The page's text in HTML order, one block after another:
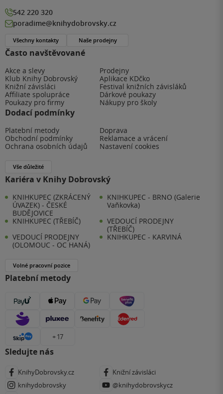
Často navštěvované
Akce a slevy
Prodejny
Klub Knihy Dobrovský
Aplikace KDčko
Knižní závisláci
Festival knižních závisláků
Affiliate spolupráce
Dárkové poukazy
Poukazy pro firmy
Nákupy pro školy
Dodací podmínky
Platební metody
Doprava
Obchodní podmínky
Reklamace a vrácení
Ochrana osobních údajů
Nastavení cookies
Vše důležité
Kariéra v Knihy Dobrovský
KNIHKUPEC (ZKRÁCENÝ
ÚVAZEK) - ČESKÉ
BUDĚJOVICE
KNIHKUPEC - BRNO (Galerie
Vaňkovka)
KNIHKUPEC (TŘEBÍČ)
VEDOUCÍ PRODEJNY
(TŘEBÍČ)
VEDOUCÍ PRODEJNY
(OLOMOUC - OC HANÁ)
KNIHKUPEC - KARVINÁ
Volné pracovní pozice
Platební metody
+ 17
Sledujte nás
KnihyDobrovsky.cz
Knižní závisláci
knihydobrovsky
@knihydobrovskycz
542 220 320
poradime@knihydobrovsky.cz
Všechny kontakty Naše prodejny